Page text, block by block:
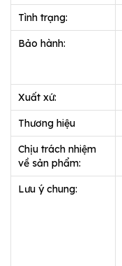
Tình trạng:
Bảo hành:
Xuất xứ:
Thương hiệu
Chịu trách nhiệm
về sản phẩm:
Lưu ý chung: